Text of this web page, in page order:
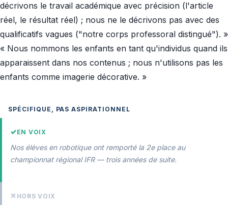
décrivons le travail académique avec précision (l'article
réel, le résultat réel) ; nous ne le décrivons pas avec des
qualificatifs vagues ("notre corps professoral distingué"). »
« Nous nommons les enfants en tant qu'individus quand ils
apparaissent dans nos contenus ; nous n'utilisons pas les
enfants comme imagerie décorative. »
SPÉCIFIQUE, PAS ASPIRATIONNEL
✓EN VOIX
Nos élèves en robotique ont remporté la 2e place au
championnat régional IFR — trois années de suite.
✕ HORS VOIX